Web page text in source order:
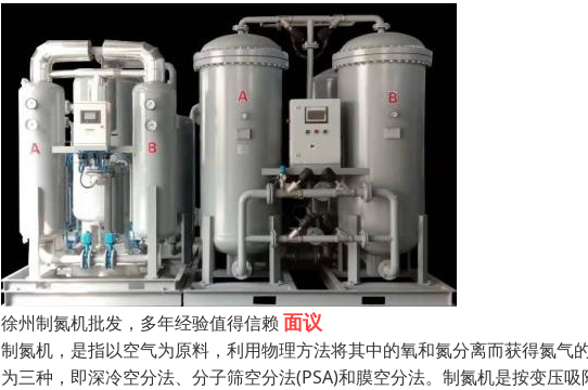
徐州制氮机批发，多年经验值得信赖 面议
制氮机，是指以空气为原料，利用物理方法将其中的氧和氮分离而获得氮
为三种，即深冷空分法、分子筛空分法(PSA)和膜空分法。制氮机是按变压